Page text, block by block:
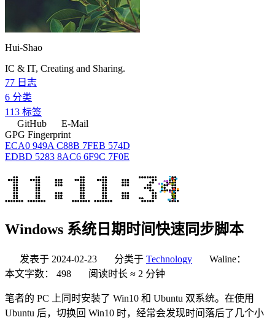
Hui-Shao
IC & IT, Creating and Sharing.
77 日志
6 分类
113 标签
GitHub
E-Mail
GPG Fingerprint
ECA0 949A C88B 7FEB 574D
EDBD 5283 8AC6 6F9C 7F0E
Windows 系统日期时间快速同步脚本
发表于 2024-02-23 分类于 Technology
Waline：
本文字数：
498 阅读时长 ≈ 2 分钟
笔者的 PC 上同时安装了 Win10 和 Ubuntu 双系统。在使用
Ubuntu 后，切换回 Win10 时，经常会发现时间落后了几个小